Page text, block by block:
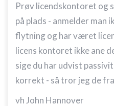
Prøv licendskontoret og
på plads - anmelder man
flytning og har været
licens kontoret ikke ane
sige du har udvist
korrekt - så tror jeg de
vh John Hannover